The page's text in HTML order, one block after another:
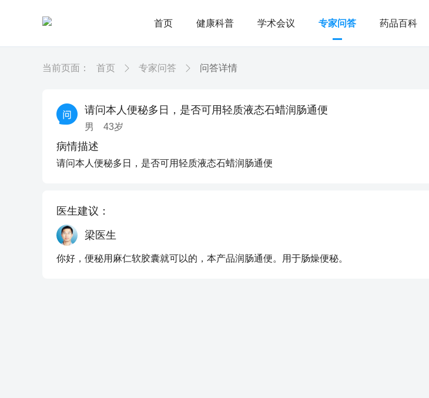
首页 健康科普 学术会议 专家问答 药品百科
当前页面： 首页 专家问答 问答详情
请问本人便秘多日，是否可用轻质液态石蜡润肠通便
男 43岁
病情描述
请问本人便秘多日，是否可用轻质液态石蜡润肠通便
医生建议：
梁医生
你好，便秘用麻仁软胶囊就可以的，本产品润肠通便。用于肠燥便秘。